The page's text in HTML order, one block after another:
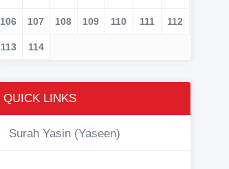
106 107 108 109 110 111 112
113 114
QUICK LINKS
Surah Yasin (Yaseen)